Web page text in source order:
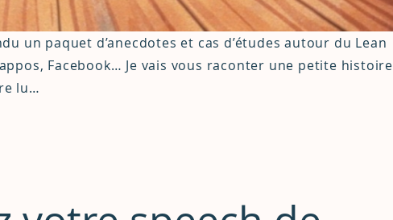
un paquet d’anecdotes et cas d’études autour du Lean
Facebook… Je vais vous raconter une petite histoire
lu…